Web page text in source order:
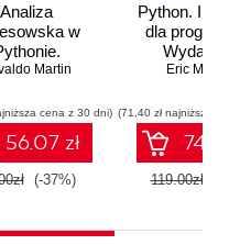
Analiza
w
III
Martin
cena z 30 dni)
56.07 zł
(-37%)
Python.
dla
Wydanie
Eric
(71,40 zł najniższa
119.00zł